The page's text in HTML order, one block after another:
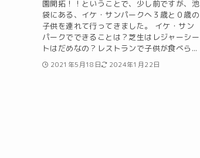
園開拓！！ということで、少し前ですが、池
袋にある、イケ・サンパークへ３歳と０歳の
子供を連れて行ってきました。 イケ・サン
パークでできることは？芝生はレジャーシー
トはだめなの？レストランで子供が食べら...
2021年5月18日 2024年1月22日